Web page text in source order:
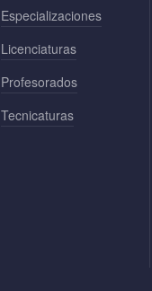
Especializaciones
Licenciaturas
Profesorados
Tecnicaturas